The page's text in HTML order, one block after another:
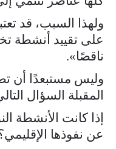
ولهذا السبب، قد
على تقييد أنشطة
ناقصًا».
وليس مستبعدًا أن
المقبلة السؤال
إذا كانت الأنشطة
عن نفوذها